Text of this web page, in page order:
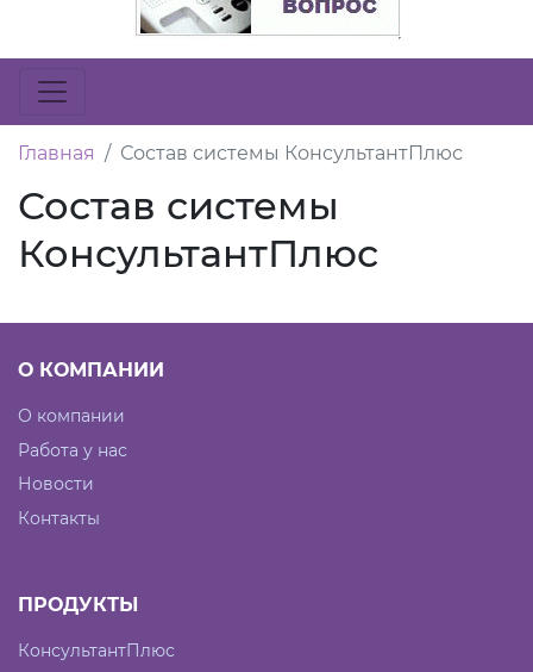
Главная Состав системы КонсультантПлюс
Состав системы
КонсультантПлюс
О КОМПАНИИ
О компании
Работа у нас
Новости
Контакты
ПРОДУКТЫ
КонсультантПлюс